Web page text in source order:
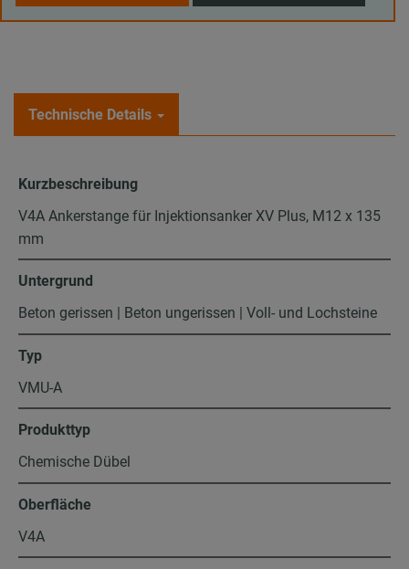
Technische Details
Kurzbeschreibung
V4A Ankerstange für Injektionsanker XV Plus, M12 x 135
mm
Untergrund
Beton gerissen | Beton ungerissen | Voll- und Lochsteine
Typ
VMU-A
Produkttyp
Chemische Dübel
Oberfläche
V4A